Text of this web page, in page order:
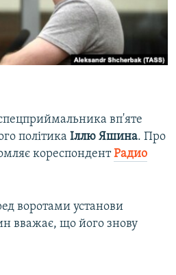
вп'яте
політика Іллю Яшина. Про
кореспондент​Радио
воротами установи
вважає, що його знову